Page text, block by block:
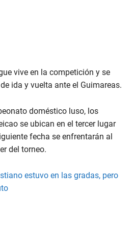
vive en la competición y se
ida y vuelta ante el Guimareas.
doméstico luso, los
se ubican en el tercer lugar
fecha se enfrentarán al
del torneo.
estuvo en las gradas, pero